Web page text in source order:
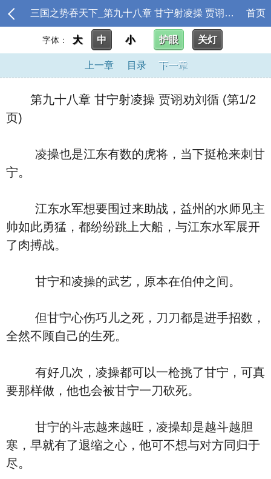
三国之势吞天下_第九十八章 甘宁射凌操 贾诩劝刘循 首页
字体： 大 中 小 护眼 关灯
上一章 目录 下一章
第九十八章 甘宁射凌操 贾诩劝刘循 (第1/2
页)
凌操也是江东有数的虎将，当下挺枪来刺甘
宁。
江东水军想要围过来助战，益州的水师见主
帅如此勇猛，都纷纷跳上大船，与江东水军展开
了肉搏战。
甘宁和凌操的武艺，原本在伯仲之间。
但甘宁心伤巧儿之死，刀刀都是进手招数，
全然不顾自己的生死。
有好几次，凌操都可以一枪挑了甘宁，可真
要那样做，他也会被甘宁一刀砍死。
甘宁的斗志越来越旺，凌操却是越斗越胆
寒，早就有了退缩之心，他可不想与对方同归于
尽。